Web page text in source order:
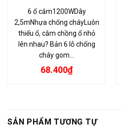
6 ổ cắm1200WDây
2,5mNhựa chống cháyLuôn
thiếu ổ, cắm chồng ổ nhỏ
lên nhau? Bản 6 lỗ chống
cháy gom…
68.400₫
SẢN PHẨM TƯƠNG TỰ